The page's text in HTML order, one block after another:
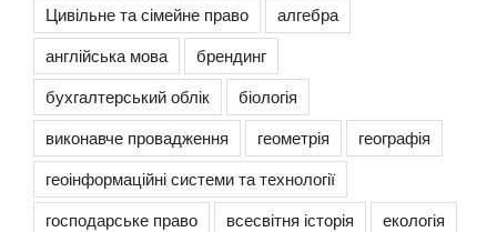
Цивільне та сімейне право
алгебра
англійська мова
брендинг
бухгалтерський облік
біологія
виконавче провадження
геометрія
географія
геоінформаційні системи та технології
господарське право
всесвітня історія
екологія